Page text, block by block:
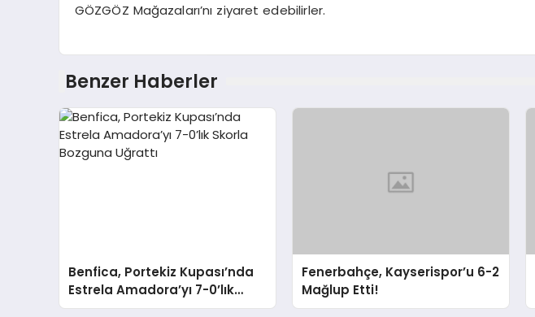
GÖZGÖZ Mağazaları’nı ziyaret edebilirler.
Benzer Haberler
Benfica, Portekiz Kupası’nda
Estrela Amadora’yı 7-0’lık
Skorla Bozguna Uğrattı
Fenerbahçe, Kayserispor’u 6-2
Mağlup Etti!